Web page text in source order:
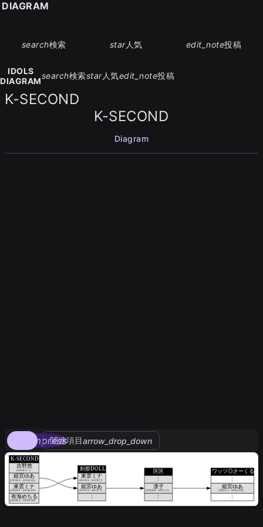
search検索 star人気 edit_note投稿
IDOLS
DIAGRAM
search検索star人気edit_note投稿
K-SECOND
K-SECOND
Diagram
compress
関連項目arrow_drop_down